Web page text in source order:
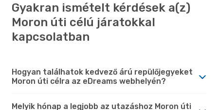
Gyakran ismételt kérdések a(z)
Moron úti célú járatokkal
kapcsolatban
Hogyan találhatok kedvező árú repülőjegyeket
Moron úti célra az eDreams webhelyén?
Melyik hónap a legjobb az utazáshoz Moron úti